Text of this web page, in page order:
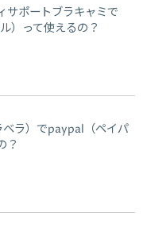
サポートブラキャミで
）って使えるの？
ラ）でpaypal（ペイパ
？